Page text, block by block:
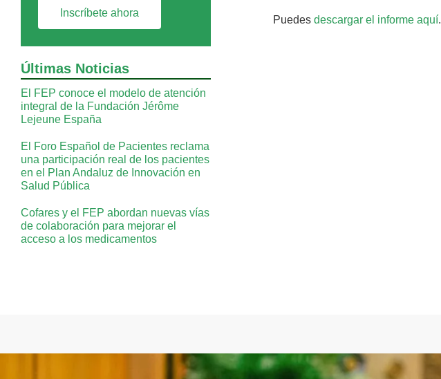
Inscríbete ahora
Últimas Noticias
El FEP conoce el modelo de atención
integral de la Fundación Jérôme
Lejeune España
El Foro Español de Pacientes reclama
una participación real de los pacientes
en el Plan Andaluz de Innovación en
Salud Pública
Cofares y el FEP abordan nuevas vías
de colaboración para mejorar el
acceso a los medicamentos
Puedes descargar el informe aquí.